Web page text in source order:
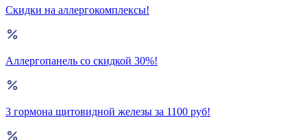
Скидки на аллергокомплексы!
Аллергопанель со скидкой 30%!
3 гормона щитовидной железы за 1100 руб!